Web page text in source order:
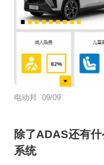
电动邦 09/09
除了ADAS还有
系统